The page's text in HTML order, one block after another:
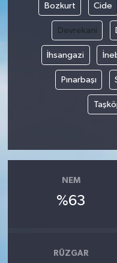
Bozkurt Cide
Devrekani
İhsangazi
Pınarbaşı
NEM
%63
RÜZGAR